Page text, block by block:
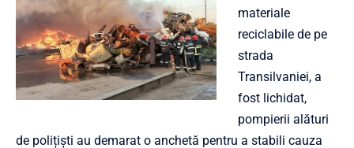
materiale
reciclabile de pe
strada
Transilvaniei, a
fost lichidat,
pompierii alături
de polițiști au demarat o anchetă pentru a stabili cauza